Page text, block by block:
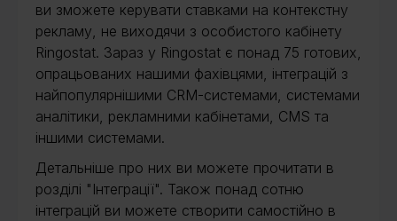
ви зможете керувати ставками на контекстну
рекламу, не виходячи з особистого кабінету
Ringostat. Зараз у Ringostat є понад 75 готових,
опрацьованих нашими фахівцями, інтеграцій з
найпопулярнішими CRM-системами, системами
аналітики, рекламними кабінетами, CMS та
іншими системами.
Детальніше про них ви можете прочитати в
розділі "Інтеграції". Також понад сотню
інтеграцій ви можете створити самостійно в